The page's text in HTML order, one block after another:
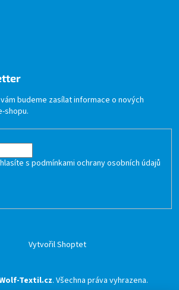
budeme zasílat informace o nových
shopu.
s podmínkami ochrany osobních údajů
Vytvořil Shoptet
Textil.cz. Všechna práva vyhrazena.